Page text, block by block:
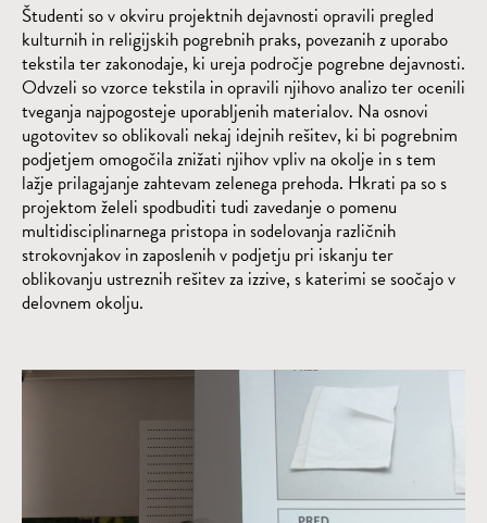
Študenti so v okviru projektnih dejavnosti opravili pregled
kulturnih in religijskih pogrebnih praks, povezanih z uporabo
tekstila ter zakonodaje, ki ureja področje pogrebne dejavnosti.
Odvzeli so vzorce tekstila in opravili njihovo analizo ter ocenili
tveganja najpogosteje uporabljenih materialov. Na osnovi
ugotovitev so oblikovali nekaj idejnih rešitev, ki bi pogrebnim
podjetjem omogočila znižati njihov vpliv na okolje in s tem
lažje prilagajanje zahtevam zelenega prehoda. Hkrati pa so s
projektom želeli spodbuditi tudi zavedanje o pomenu
multidisciplinarnega pristopa in sodelovanja različnih
strokovnjakov in zaposlenih v podjetju pri iskanju ter
oblikovanju ustreznih rešitev za izzive, s katerimi se soočajo v
delovnem okolju.